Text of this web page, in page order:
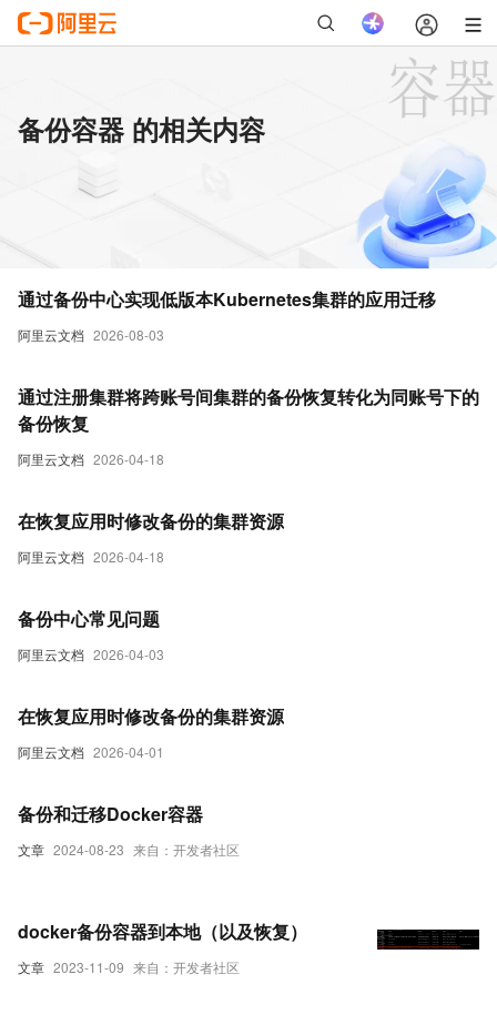
备份容器 的相关内容
阿里云文档 2026-08-03
通过备份中心实现低版本Kubernetes集群的应用迁移
阿里云文档 2026-04-18
通过注册集群将跨账号间集群的备份恢复转化为同账号下的
备份恢复
阿里云文档 2026-04-18
在恢复应用时修改备份的集群资源
阿里云文档 2026-04-03
备份中心常见问题
阿里云文档 2026-04-01
在恢复应用时修改备份的集群资源
文章 2024-08-23 来自：开发者社区
备份和迁移Docker容器
文章 2023-11-09 来自：开发者社区
docker备份容器到本地（以及恢复）